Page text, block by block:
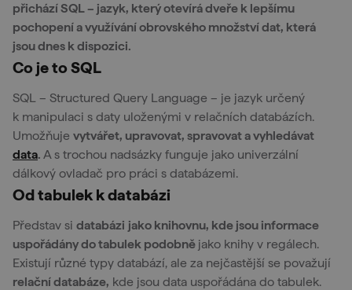
přichází SQL – jazyk, který otevírá dveře k lepšímu
pochopení a využívání obrovského množství dat, která
jsou dnes k dispozici.
Co je to SQL
SQL – Structured Query Language – je jazyk určený
k manipulaci s daty uloženými v relačních databázích.
Umožňuje vytvářet, upravovat, spravovat a vyhledávat
data. A s trochou nadsázky funguje jako univerzální
dálkový ovladač pro práci s databázemi.
Od tabulek k databázi
Představ si databázi jako knihovnu, kde jsou informace
uspořádány do tabulek podobně jako knihy v regálech.
Existují různé typy databází, ale za nejčastější se považují
relační databáze, kde jsou data uspořádána do tabulek.